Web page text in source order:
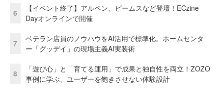
6
【イベント終了】アルペン、ビームスなど登壇！ECzine
Dayオンラインで開催
7
ベテラン店員のノウハウをAI活用で標準化。ホームセンタ
ー「グッデイ」の現場主義AI実装術
8
「遊び心」と「育てる運用」で成果と独自性を両立！ZOZO
事例に学ぶ、ユーザーを飽きさせない体験設計